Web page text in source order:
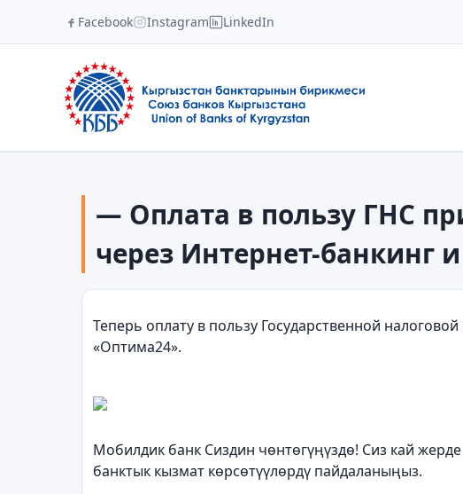
Facebook Instagram LinkedIn
— Оплата в пользу ГНС
через Интернет-банкинг
Теперь оплату в пользу Государственной
«Оптима24».
Мобилдик банк Сиздин чөнтөгүңүздө! Сиз кай
банктык кызмат көрсөтүүлөрдү пайдаланыңыз.